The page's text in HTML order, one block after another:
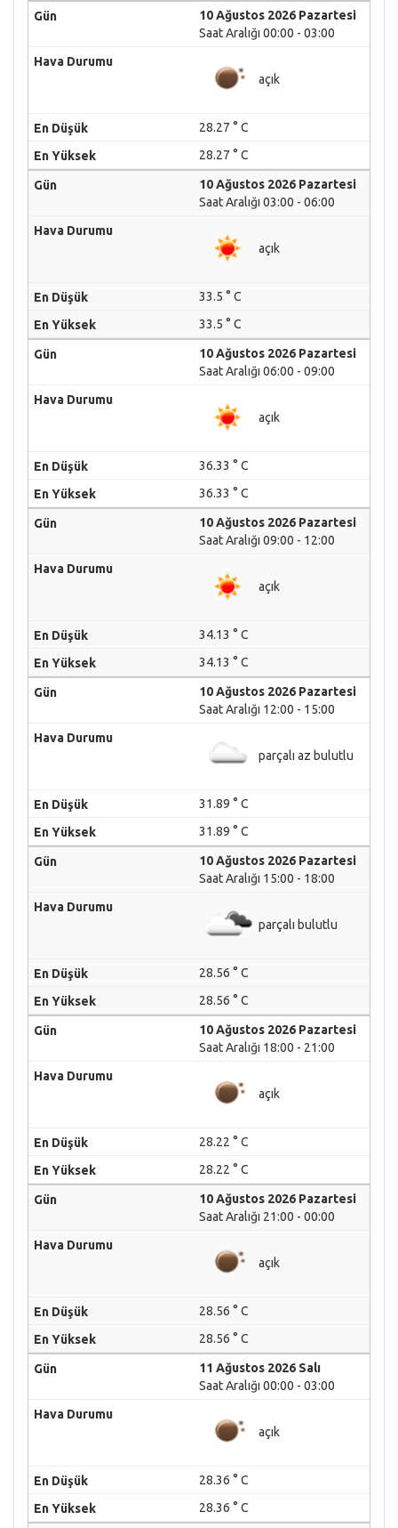
10 Ağustos 2026 Pazartesi
Saat Aralığı 00:00 - 03:00
açık
28.27 ° C
28.27 ° C
10 Ağustos 2026 Pazartesi
Saat Aralığı 03:00 - 06:00
açık
33.5 ° C
33.5 ° C
10 Ağustos 2026 Pazartesi
Saat Aralığı 06:00 - 09:00
açık
36.33 ° C
36.33 ° C
10 Ağustos 2026 Pazartesi
Saat Aralığı 09:00 - 12:00
açık
34.13 ° C
34.13 ° C
10 Ağustos 2026 Pazartesi
Saat Aralığı 12:00 - 15:00
parçalı az bulutlu
31.89 ° C
31.89 ° C
10 Ağustos 2026 Pazartesi
Saat Aralığı 15:00 - 18:00
parçalı bulutlu
28.56 ° C
28.56 ° C
10 Ağustos 2026 Pazartesi
Saat Aralığı 18:00 - 21:00
açık
28.22 ° C
28.22 ° C
10 Ağustos 2026 Pazartesi
Saat Aralığı 21:00 - 00:00
açık
28.56 ° C
28.56 ° C
11 Ağustos 2026 Salı
Saat Aralığı 00:00 - 03:00
açık
28.36 ° C
28.36 ° C